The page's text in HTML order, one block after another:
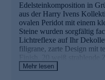
Edelsteinkomposition in
aus der Harry Ivens
ovalen Peridot mit einem
Steine wurden sorgfältig
Lichtreflexe auf Ihr
filigrane, zarte Design mit
Finish. 20 weiß strahlende
komplett. Ein hinreißender
Mehr lesen